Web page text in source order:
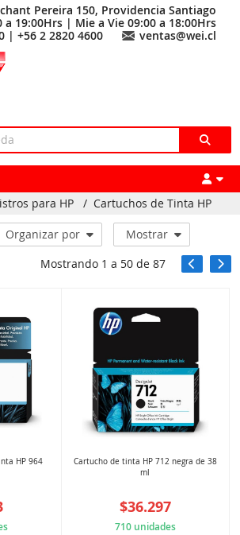
Pereira 150, Providencia Santiago
a 19:00Hrs | Mie a Vie 09:00 a 18:00Hrs
| +56 2 2820 4600
ventas@wei.cl
para HP / Cartuchos de Tinta HP
Organizar por
Mostrar
Mostrando 1 a 50de 87
HP 964
Cartucho de tinta HP 712 negra de 38
ml
$36.297
710 unidades